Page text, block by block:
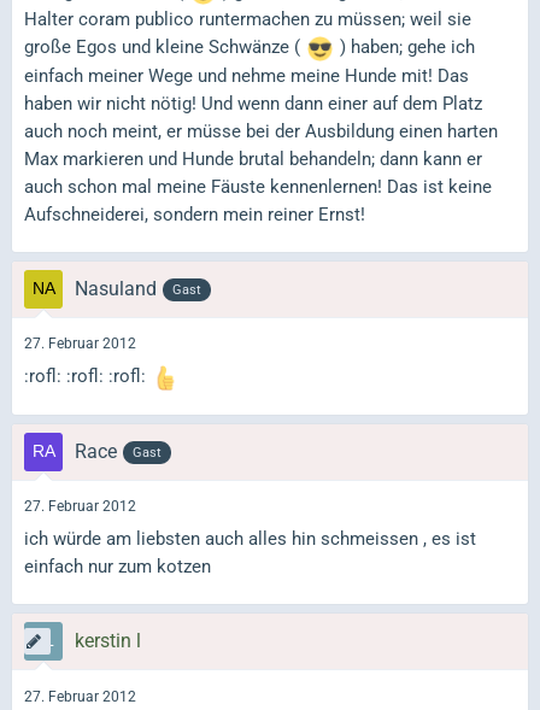
Halter coram publico runtermachen zu müssen; weil sie
große Egos und kleine Schwänze (
) haben; gehe ich
einfach meiner Wege und nehme meine Hunde mit! Das
haben wir nicht nötig! Und wenn dann einer auf dem Platz
auch noch meint, er müsse bei der Ausbildung einen harten
Max markieren und Hunde brutal behandeln; dann kann er
auch schon mal meine Fäuste kennenlernen! Das ist keine
Aufschneiderei, sondern mein reiner Ernst!
Nasuland Gast
27. Februar 2012
:rofl: :rofl: :rofl:
Race Gast
27. Februar 2012
ich würde am liebsten auch alles hin schmeissen , es ist
einfach nur zum kotzen
kerstin l
27. Februar 2012